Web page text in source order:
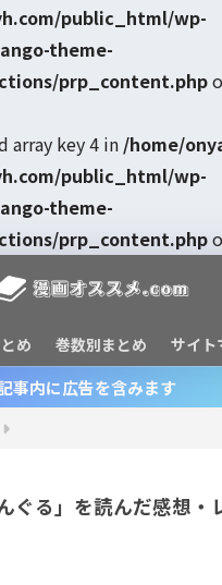
public_html/wp-
theme-
prp_content.php
array key 4 in /home/
public_html/wp-
theme-
prp_content.php
め 巻数別まとめ サイト
事内に広告を含みます
ぐる」を読んだ感想・